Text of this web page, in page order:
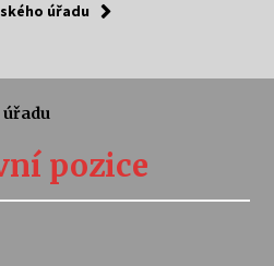
Josefíny Duškové: Stávám se
úřadu
pozice